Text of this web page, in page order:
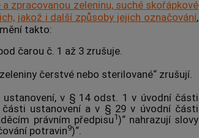
zpracovanou zeleninu, suché skořápkové
jakož i další způsoby jejich označování,
takto:
čarou č. 1 až 3 zrušuje.
čerstvé nebo sterilované“ zrušují.
v § 14 odst. 1 v úvodní části
ustanovení a v § 29 v úvodní části
právním předpisu1)“ nahrazují slovy
potravin9)“.